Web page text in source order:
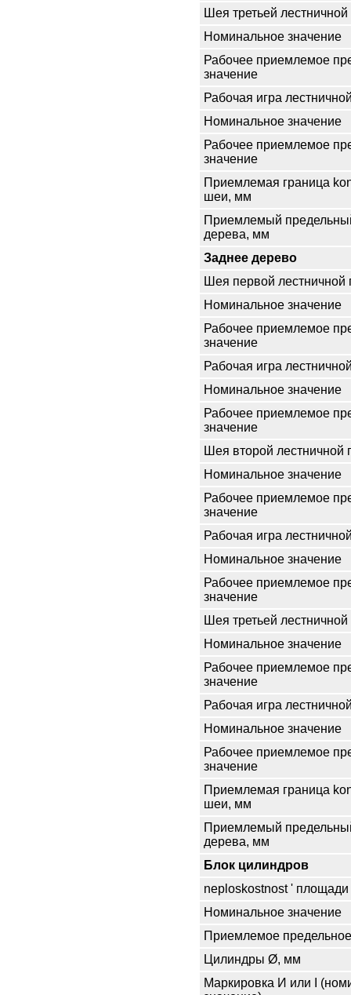
Шея третьей
Номинальное значение
Рабочее приемлемое
значение
Рабочая игра
Номинальное значение
Рабочее приемлемое
значение
Приемлемая граница
шеи, мм
Приемлемый
дерева, мм
Заднее дерево
Шея первой
Номинальное значение
Рабочее приемлемое
значение
Рабочая игра
Номинальное значение
Рабочее приемлемое
значение
Шея второй
Номинальное значение
Рабочее приемлемое
значение
Рабочая игра
Номинальное значение
Рабочее приемлемое
значение
Шея третьей
Номинальное значение
Рабочее приемлемое
значение
Рабочая игра
Номинальное значение
Рабочее приемлемое
значение
Приемлемая граница
шеи, мм
Приемлемый
дерева, мм
Блок цилиндров
neploskostnost '
Номинальное значение
Приемлемое
Цилиндры Ø, мм
Маркировка И или I